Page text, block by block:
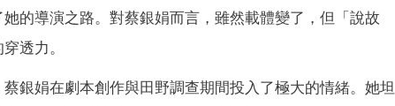
的導演之路。對蔡銀娟而言，雖然載體變了，但「說故
透力。
銀娟在劇本創作與田野調查期間投入了極大的情緒。她坦